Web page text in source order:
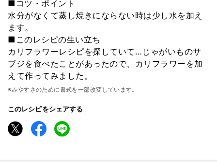
■コツ・ポイント
水分がなくて蒸し焼きにならない時は少し水を加え
ます。
■このレシピの生い立ち
カリフラワーレシピを探していて…じゃがいものサ
ブジを食べたことがあったので、カリフラワーを加
えて作ってみました。
※みやすさのために書式を一部改変しています。
このレシピをシェアする